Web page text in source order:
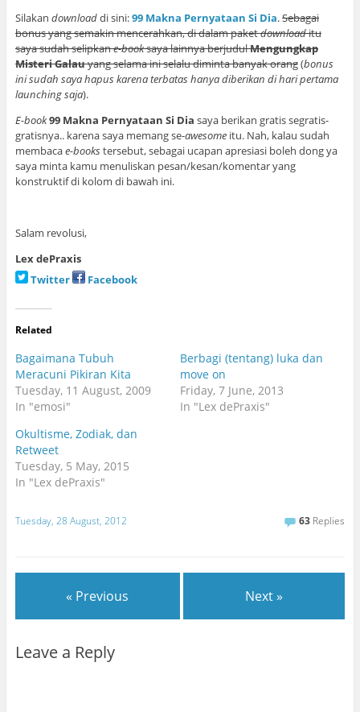
Silakan downloaddi sini:99 Makna Pernyataan Si Dia.Sebagai
bonus yang semakin mencerahkan, di dalam paketdownloaditu
saya sudah selipkane-booksaya lainnya berjudulMengungkap
Misteri Galauyang selama ini selalu diminta banyak orang(bonus
ini sudah saya hapus karena terbatas hanya diberikan di hari pertama
launching saja).
E-book99 Makna Pernyataan Si Dia saya berikan gratis segratis-
gratisnya.. karena saya memang se-awesomeitu. Nah, kalau sudah
membacae-bookstersebut, sebagai ucapan apresiasi boleh dong ya
saya minta kamu menuliskan pesan/kesan/komentar yang
konstruktif di kolom di bawah ini.
Salam revolusi,
Lex dePraxis
Twitter
Facebook
Related
Bagaimana Tubuh
Meracuni Pikiran Kita
Tuesday, 11 August, 2009
In "emosi"
Berbagi (tentang) luka dan
move on
Friday, 7 June, 2013
In "Lex dePraxis"
Okultisme, Zodiak, dan
Retweet
Tuesday, 5 May, 2015
In "Lex dePraxis"
Tuesday, 28 August, 2012 63 Replies
« Previous Next »
Leave a Reply